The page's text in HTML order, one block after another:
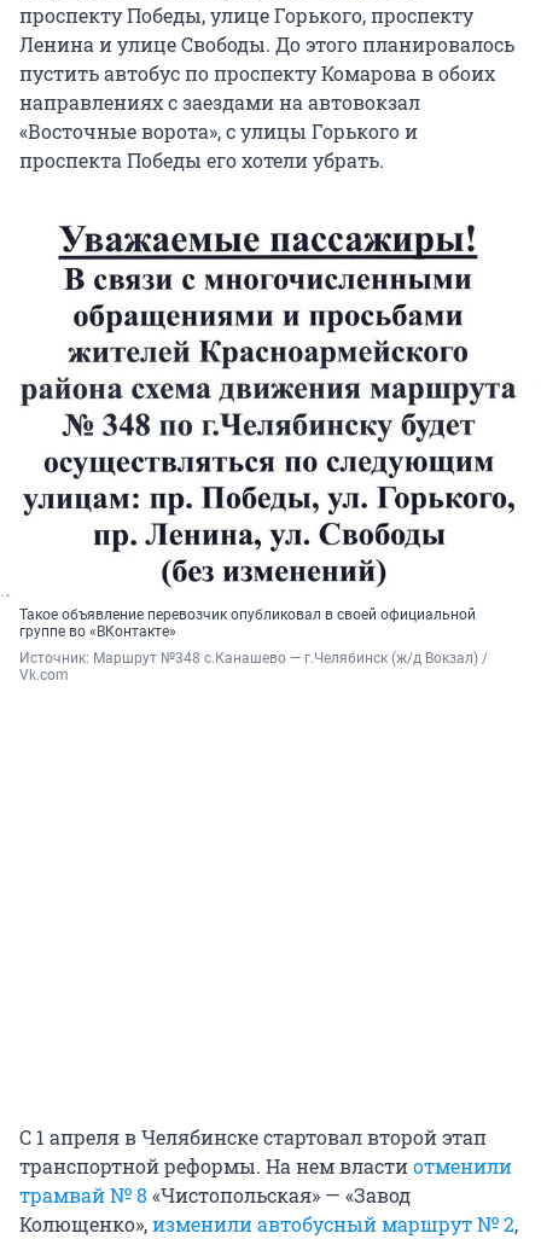
проспекту Победы, улице Горького, проспекту
Ленина и улице Свободы. До этого планировалось
пустить автобус по проспекту Комарова в обоих
направлениях с заездами на автовокзал
«Восточные ворота», с улицы Горького и
проспекта Победы его хотели убрать.
Такое объявление перевозчик опубликовал в своей официальной
группе во «ВКонтакте»
Источник: Маршрут №348 с.Канашево — г.Челябинск (ж/д Вокзал) /
Vk.com
С 1 апреля в Челябинске стартовал второй этап
транспортной реформы. На нем властиотменили
трамвай № 8 «Чистопольская» — «Завод
Колющенко»,изменили автобусный маршрут № 2,